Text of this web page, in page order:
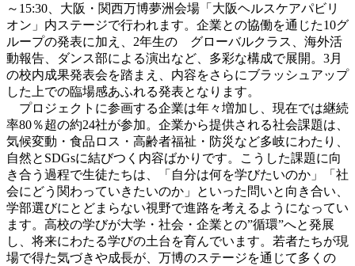
～15:30、大阪・関西万博夢洲会場「大阪ヘルスケアパビリ
オン」内ステージで行われます。企業との協働を通じた10グ
ループの発表に加え、2年生の グローバルクラス、海外活
動報告、ダンス部による演出など、多彩な構成で展開。3月
の校内成果発表会を踏まえ、内容をさらにブラッシュアップ
した上での臨場感あふれる発表となります。
プロジェクトに参画する企業は年々増加し、現在では継続
率80％超の約24社が参加。企業から提供される社会課題は、
気候変動・食品ロス・高齢者福祉・防災など多岐にわたり、
自然とSDGsに結びつく内容ばかりです。こうした課題に向
き合う過程で生徒たちは、「自分は何を学びたいのか」「社
会にどう関わっていきたいのか」といった問いと向き合い、
学部選びにとどまらない視野で進路を考えるようになってい
ます。高校の学びが大学・社会・企業との”循環”へと発展
し、将来にわたる学びの土台を育んでいます。若者たちが現
場で得た気づきや成長が、万博のステージを通じて多くの